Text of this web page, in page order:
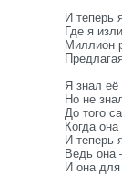
И теперь
Где я
Миллион
Я знал её
Но не
До того
Когда
И теперь
Ведь она
И она